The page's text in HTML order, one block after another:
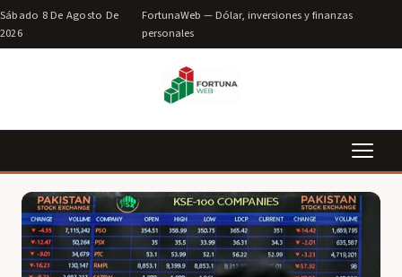
Sábado 8 De Agosto De
2026
FortunaWeb — Dólar, inversiones y finanzas
personales